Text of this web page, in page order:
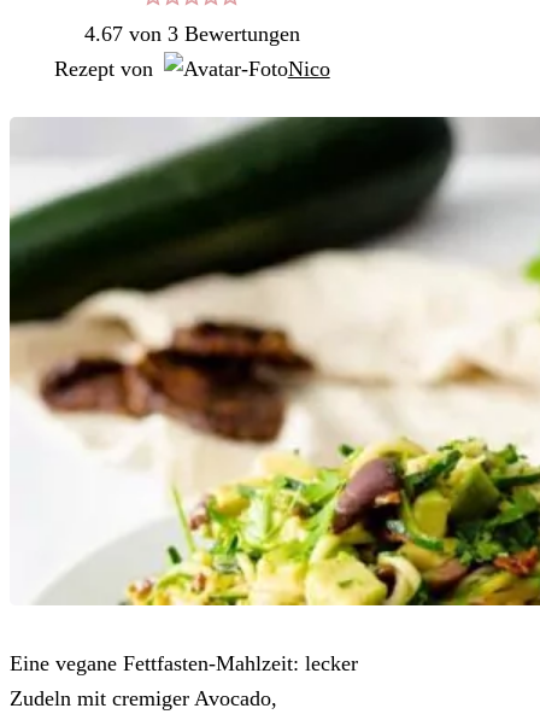
4.67von 3Bewertungen
Rezept von
Nico
Eine vegane Fettfasten-Mahlzeit: lecker
Zudeln mit cremiger Avocado,